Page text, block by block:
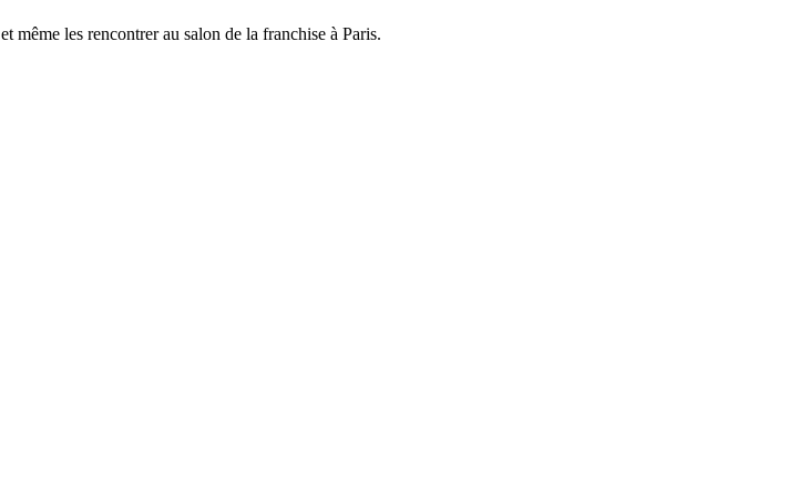
et même les rencontrer au salon de la franchise à Paris.